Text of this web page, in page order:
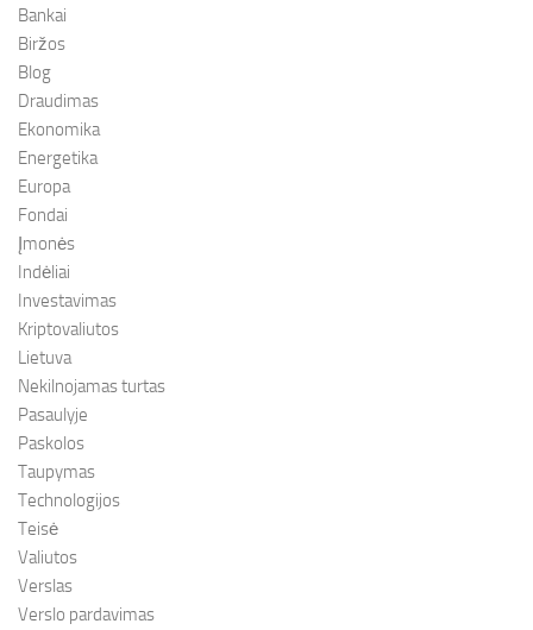
Bankai
Biržos
Blog
Draudimas
Ekonomika
Energetika
Europa
Fondai
Įmonės
Indėliai
Investavimas
Kriptovaliutos
Lietuva
Nekilnojamas turtas
Pasaulyje
Paskolos
Taupymas
Technologijos
Teisė
Valiutos
Verslas
Verslo pardavimas